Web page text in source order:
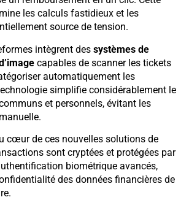
les calculs fastidieux et les
source de tension.
intègrent des systèmes de
capables de scanner les tickets
automatiquement les
simplifie considérablement le
et personnels, évitant les
cœur de ces nouvelles solutions de
sont cryptées et protégées par
biométrique avancés,
des données financières de